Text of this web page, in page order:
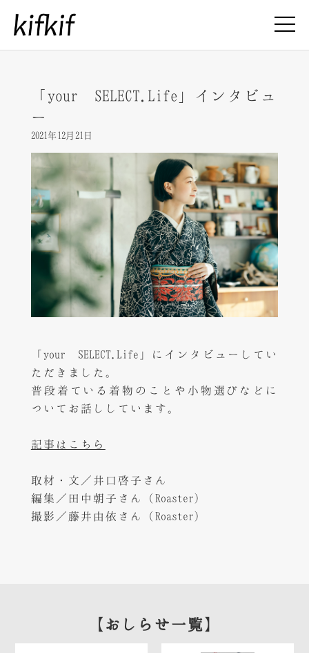
「your SELECT.Life」インタビュ
ー
2021年12月21日
「your SELECT.Life」にインタビューしてい
ただきました。
普段着ている着物のことや小物選びなどに
ついてお話ししています。
記事はこちら
取材・文／井口啓子さん
編集／田中朝子さん（Roaster）
撮影／藤井由依さん（Roaster）
おしらせ一覧